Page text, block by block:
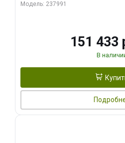
Модель: 237991
151 433
В